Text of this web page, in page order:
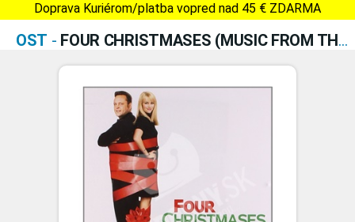
Doprava Kuriérom/platba vopred nad 45 € ZDARMA
OST - FOUR CHRISTMASES (MUSIC FROM THE MOTION PICTURE)